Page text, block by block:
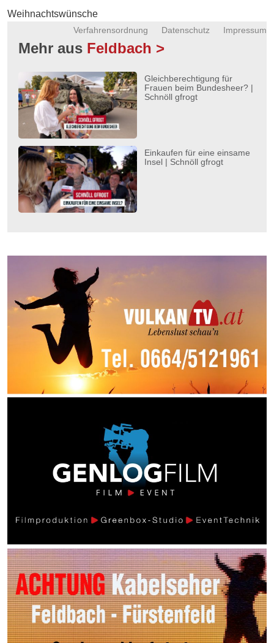
Energie
gfrogt
Zonen
Podcast
Weihnachtswünsche
Impressum
Datenschutz
Verfahrensordnung
Mehr aus Feldbach >
Gleichberechtigung für
Frauen beim Bundesheer? |
Schnöll gfrogt
Einkaufen für eine einsame
Insel | Schnöll gfrogt